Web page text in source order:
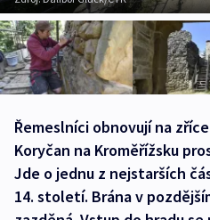
Řemeslníci obnovují na
Koryčan na Kroměřížsku
Jde o jednu z nejstarších
14. století. Brána v